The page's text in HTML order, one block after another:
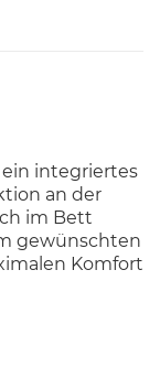
ein integriertes
an der
im Bett
gewünschten
Komfort